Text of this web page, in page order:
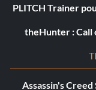
PLITCH Trainer
theHunter : Call
Assassin's